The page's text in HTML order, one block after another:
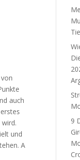
auch
und
A
9